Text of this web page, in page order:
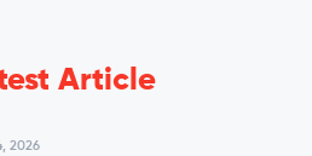
Article
2026